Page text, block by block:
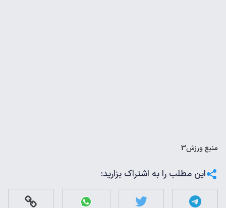
منبعورزش3
این مطلب را به اشتراک بزارید: